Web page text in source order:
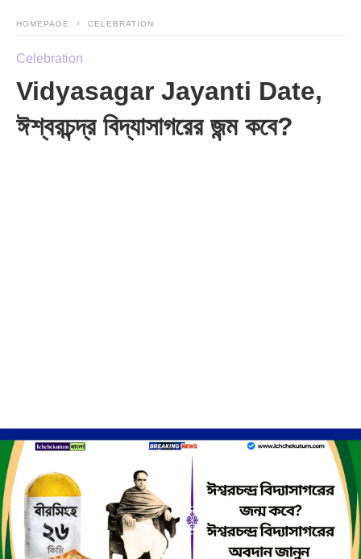
HOMEPAGE CELEBRATION
Celebration
Vidyasagar Jayanti Date,
ঈশ্বরচন্দ্র বিদ্যাসাগরের জন্ম কবে?